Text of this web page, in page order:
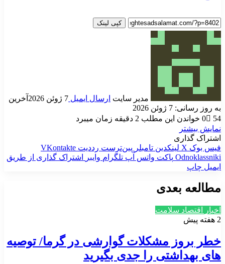
کپی لینک
مدیر سایت ارسال ایمیل 7 ژوئن 2026
آخرین
به روز رسانی: 7 ژوئن 2026
0
54
خواندن این مطلب 2 دقیقه زمان میبرد
نمایش بیشتر
اشتراک گذاری
فیس بوک X لینکدین ‫تامبلر ‫پین‌ترست ‫رددیت ‫VKontakte
‫Odnoklassniki پاکت واتس آپ تلگرام وایبر
اشتراک گذاری از طریق
ایمیل چاپ
مطالعه بعدی
اخبار اقتصاد سلامت
2 هفته پیش
خطر بروز مشکلات گوارشی در گرما/ توصیه
های بهداشتی را جدی بگیرید